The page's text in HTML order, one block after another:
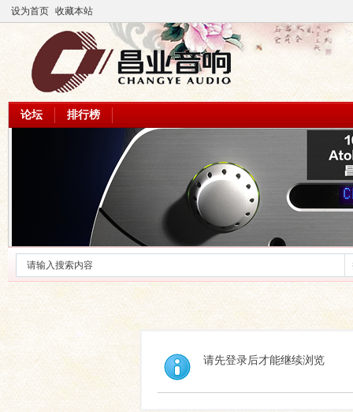
设为首页 收藏本站
论坛 排行榜
请先登录后才能继续浏览